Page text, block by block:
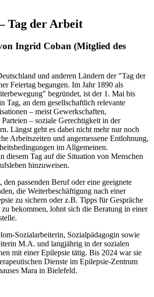
Tag der Arbeit
Ingrid Coban (Mitglied des
und anderen Ländern der "Tag der
Feiertag begangen. Im Jahr 1890 als
begründet, ist der 1. Mai bis
Tag, an dem gesellschaftlich relevante
– meist Gewerkschaften,
– soziale Gerechtigkeit in der
Längst geht es dabei nicht mehr nur noch
Arbeitszeiten und angemessene Entlohnung,
im Allgemeinen.
diesem Tag auf die Situation von Menschen
hinzuweisen.
den passenden Beruf oder eine geeignete
die Weiterbeschäftigung nach einer
zu sichern oder z.B. Tipps für Gespräche
bekommen, lohnt sich die Beratung in einer
Sozialarbeiterin, Sozialpädagogin sowie
M.A. und langjährig in der sozialen
mit einer Epilepsie tätig. Bis 2024 war sie
Dienste im Epilepsie-Zentrum
Mara in Bielefeld.